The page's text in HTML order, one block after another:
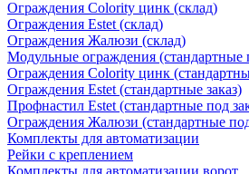
Ограждения Colority цинк (склад)
Ограждения Estet (склад)
Ограждения Жалюзи (склад)
Модульные ограждения (стандартные
Ограждения Colority цинк
Ограждения Estet (стандартные заказ)
Профнастил Estet (стандартные под
Ограждения Жалюзи (стандартные под
Комплекты для автоматизации
Рейки с креплением
Комплекты для автоматизации ворот